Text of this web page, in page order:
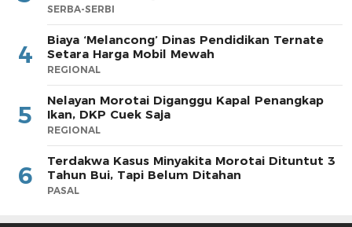
SERBA-SERBI
4
Biaya ‘Melancong’ Dinas Pendidikan Ternate
Setara Harga Mobil Mewah
REGIONAL
5
Nelayan Morotai Diganggu Kapal Penangkap
Ikan, DKP Cuek Saja
REGIONAL
6
Terdakwa Kasus Minyakita Morotai Dituntut 3
Tahun Bui, Tapi Belum Ditahan
PASAL